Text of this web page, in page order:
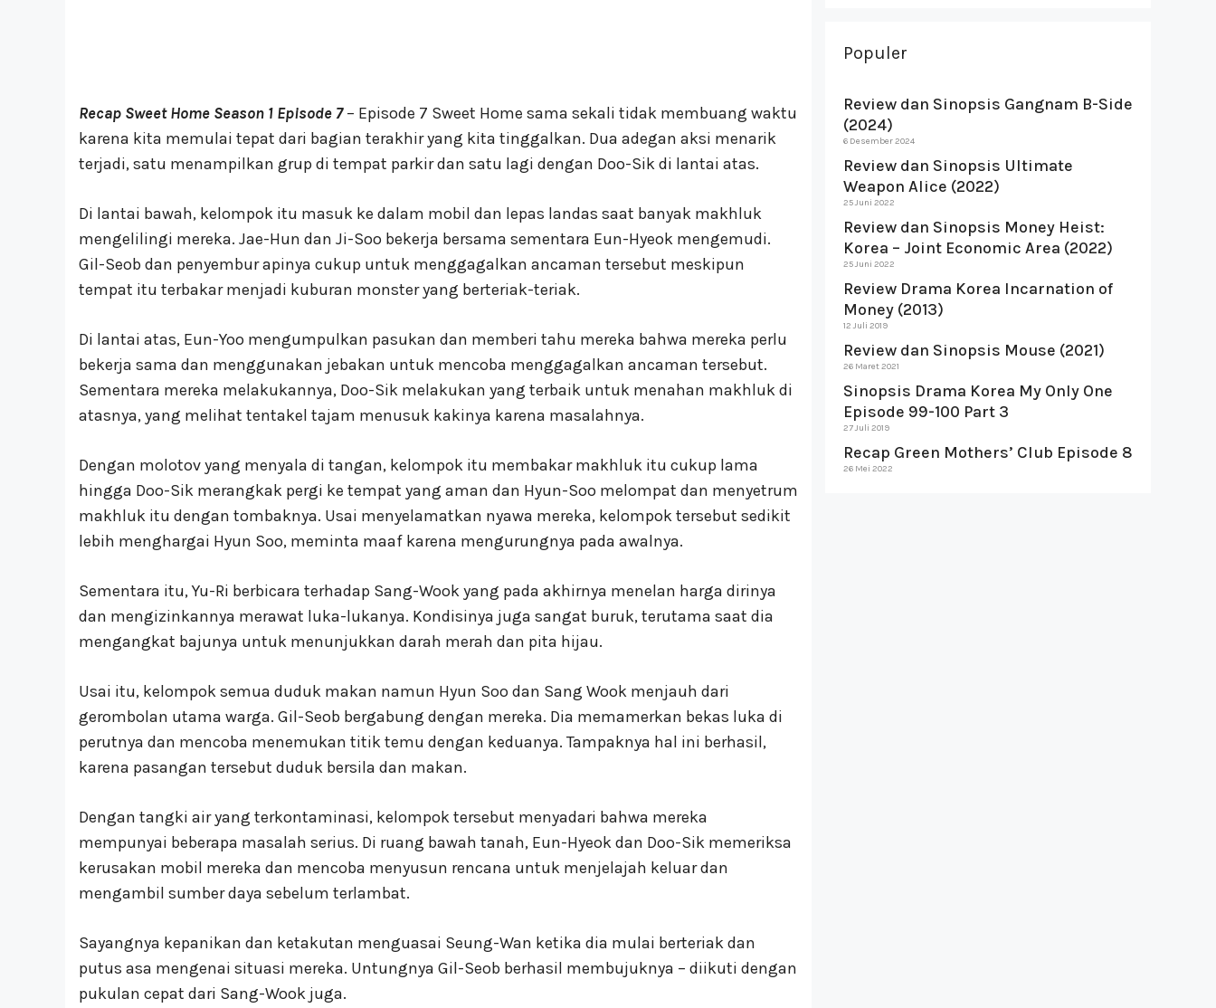
Recap Sweet Home Season 1 Episode 7– Episode 7 Sweet Home sama sekali tidak membuang waktu
karena kita memulai tepat dari bagian terakhir yang kita tinggalkan. Dua adegan aksi menarik
terjadi, satu menampilkan grup di tempat parkir dan satu lagi dengan Doo-Sik di lantai atas.
Di lantai bawah, kelompok itu masuk ke dalam mobil dan lepas landas saat banyak makhluk
mengelilingi mereka. Jae-Hun dan Ji-Soo bekerja bersama sementara Eun-Hyeok mengemudi.
Gil-Seob dan penyembur apinya cukup untuk menggagalkan ancaman tersebut meskipun
tempat itu terbakar menjadi kuburan monster yang berteriak-teriak.
Di lantai atas, Eun-Yoo mengumpulkan pasukan dan memberi tahu mereka bahwa mereka perlu
bekerja sama dan menggunakan jebakan untuk mencoba menggagalkan ancaman tersebut.
Sementara mereka melakukannya, Doo-Sik melakukan yang terbaik untuk menahan makhluk di
atasnya, yang melihat tentakel tajam menusuk kakinya karena masalahnya.
Dengan molotov yang menyala di tangan, kelompok itu membakar makhluk itu cukup lama
hingga Doo-Sik merangkak pergi ke tempat yang aman dan Hyun-Soo melompat dan menyetrum
makhluk itu dengan tombaknya. Usai menyelamatkan nyawa mereka, kelompok tersebut sedikit
lebih menghargai Hyun Soo, meminta maaf karena mengurungnya pada awalnya.
Sementara itu, Yu-Ri berbicara terhadap Sang-Wook yang pada akhirnya menelan harga dirinya
dan mengizinkannya merawat luka-lukanya. Kondisinya juga sangat buruk, terutama saat dia
mengangkat bajunya untuk menunjukkan darah merah dan pita hijau.
Usai itu, kelompok semua duduk makan namun Hyun Soo dan Sang Wook menjauh dari
gerombolan utama warga. Gil-Seob bergabung dengan mereka. Dia memamerkan bekas luka di
perutnya dan mencoba menemukan titik temu dengan keduanya. Tampaknya hal ini berhasil,
karena pasangan tersebut duduk bersila dan makan.
Dengan tangki air yang terkontaminasi, kelompok tersebut menyadari bahwa mereka
mempunyai beberapa masalah serius. Di ruang bawah tanah, Eun-Hyeok dan Doo-Sik memeriksa
kerusakan mobil mereka dan mencoba menyusun rencana untuk menjelajah keluar dan
mengambil sumber daya sebelum terlambat.
Sayangnya kepanikan dan ketakutan menguasai Seung-Wan ketika dia mulai berteriak dan
putus asa mengenai situasi mereka. Untungnya Gil-Seob berhasil membujuknya – diikuti dengan
pukulan cepat dari Sang-Wook juga.
Populer
Review dan Sinopsis Gangnam B-Side
(2024)
6 Desember 2024
Review dan Sinopsis Ultimate
Weapon Alice (2022)
25 Juni 2022
Review dan Sinopsis Money Heist:
Korea – Joint Economic Area (2022)
25 Juni 2022
Review Drama Korea Incarnation of
Money (2013)
12 Juli 2019
Review dan Sinopsis Mouse (2021)
26 Maret 2021
Sinopsis Drama Korea My Only One
Episode 99-100 Part 3
27 Juli 2019
Recap Green Mothers’ Club Episode 8
26 Mei 2022